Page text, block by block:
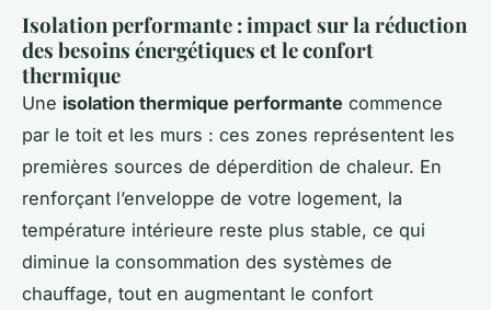
Isolation performante : impact sur la réduction
des besoins énergétiques et le confort
thermique
Une isolation thermique performante commence
par le toit et les murs : ces zones représentent les
premières sources de déperdition de chaleur. En
renforçant l’enveloppe de votre logement, la
température intérieure reste plus stable, ce qui
diminue la consommation des systèmes de
chauffage, tout en augmentant le confort